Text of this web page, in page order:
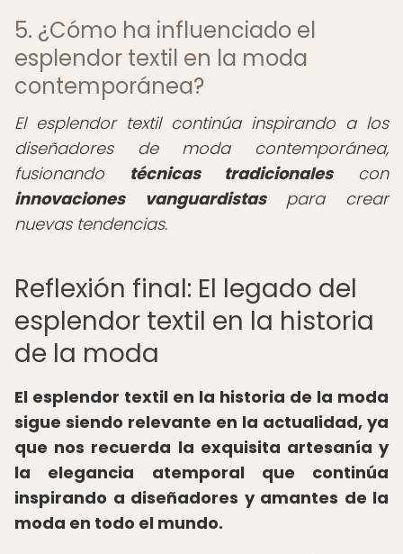
5. ¿Cómo ha influenciado el
esplendor textil en la moda
contemporánea?
El esplendor textil continúa inspirando a los
diseñadores de moda contemporánea,
fusionando técnicas tradicionalescon
innovaciones vanguardistaspara crear
nuevas tendencias.
Reflexión final: El legado del
esplendor textil en la historia
de la moda
El esplendor textil en la historia de la moda
sigue siendo relevante en la actualidad, ya
que nos recuerda la exquisita artesanía y
la elegancia atemporal que continúa
inspirando a diseñadores y amantes de la
moda en todo el mundo.